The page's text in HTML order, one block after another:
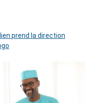
prend la direction